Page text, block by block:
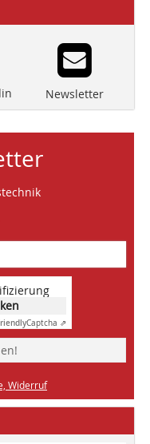
Newsletter
Captcha ⇗
Widerruf